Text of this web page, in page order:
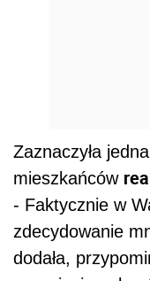
Zaznaczyła
mieszkańców
- Faktycznie w
zdecydowanie
dodała,